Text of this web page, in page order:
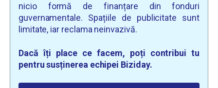
nicio formă de finanțare din fonduri
guvernamentale. Spațiile de publicitate sunt
limitate, iar reclama neinvazivă.
Dacă îți place ce facem, poți contribui tu
pentru susținerea echipei Biziday.